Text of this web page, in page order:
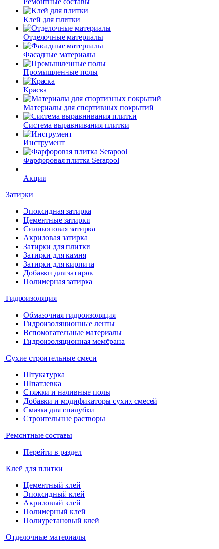
Ремонтные составы
Клей для плитки
Отделочные материалы
Фасадные материалы
Промышленные полы
Краска
Материалы для спортивных покрытий
Система выравнивания плитки
Инструмент
Фарфоровая плитка Serapool
Акции
Затирки
Эпоксидная затирка
Цементные затирки
Силиконовая затирка
Акриловая затирка
Затирки для плитки
Затирки для камня
Затирки для кирпича
Добавки для затирок
Полимерная затирка
Гидроизоляция
Обмазочная гидроизоляция
Гидроизоляционные ленты
Вспомогательные материалы
Гидроизоляционная мембрана
Сухие строительные смеси
Штукатурка
Шпатлевка
Стяжки и наливные полы
Добавки и модификаторы сухих смесей
Смазка для опалубки
Строительные растворы
Ремонтные составы
Перейти в раздел
Клей для плитки
Цементный клей
Эпоксидный клей
Акриловый клей
Полимерный клей
Полиуретановый клей
Отделочные материалы